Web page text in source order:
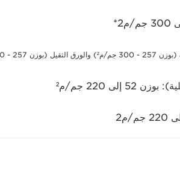
إلى 220 جم/م²